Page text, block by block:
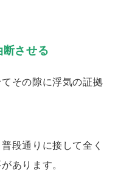
断させる
その隙に浮気の証拠
段通りに接して全く
あります。